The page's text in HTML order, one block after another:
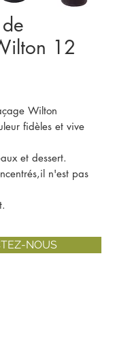
12
Wilton
fidèles et vive
et dessert.
n'est pas
NOUS